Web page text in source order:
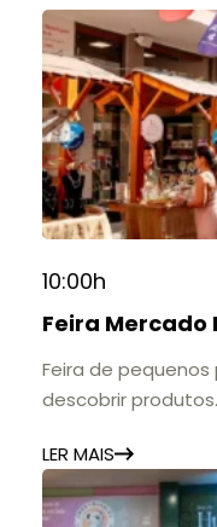
10:00h
Feira Mercado
Feira de
descobrir produtos.
LER MAIS